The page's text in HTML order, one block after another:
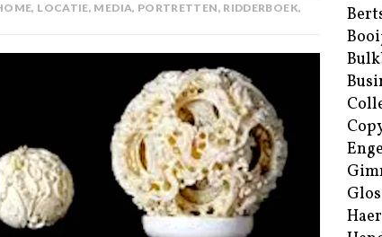
, LOCATIE, MEDIA, PORTRETTEN, RIDDERBOEK,